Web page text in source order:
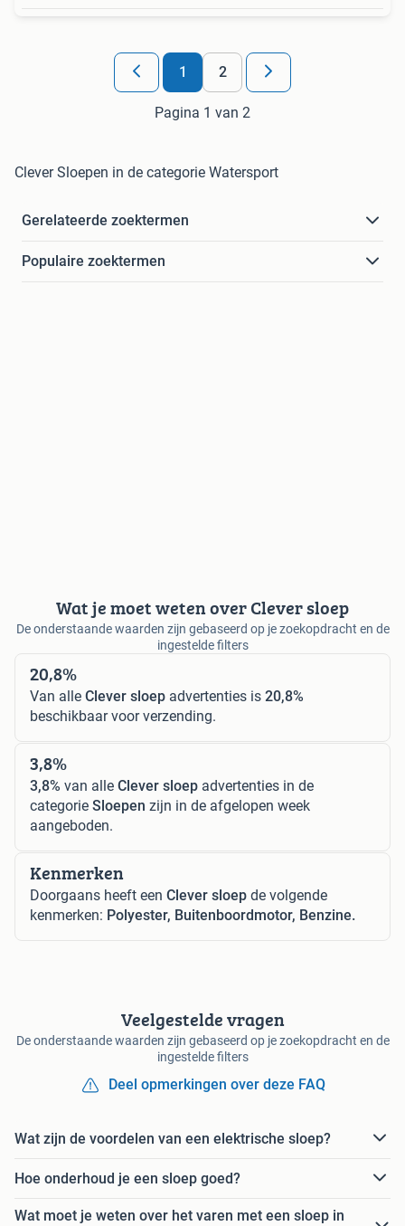
1 2
Pagina 1 van 2
Clever Sloepen in de categorie Watersport
Gerelateerde zoektermen
Populaire zoektermen
Wat je moet weten over Clever sloep
De onderstaande waarden zijn gebaseerd op je zoekopdracht en de
ingestelde filters
20,8%
Van alle Clever sloep advertenties is 20,8%
beschikbaar voor verzending.
3,8%
3,8% van alle Clever sloep advertenties in de
categorie Sloepen zijn in de afgelopen week
aangeboden.
Kenmerken
Doorgaans heeft een Clever sloep de volgende
kenmerken: Polyester, Buitenboordmotor, Benzine.
Veelgestelde vragen
De onderstaande waarden zijn gebaseerd op je zoekopdracht en de
ingestelde filters
Deel opmerkingen over deze FAQ
Wat zijn de voordelen van een elektrische sloep?
Hoe onderhoud je een sloep goed?
Wat moet je weten over het varen met een sloep in